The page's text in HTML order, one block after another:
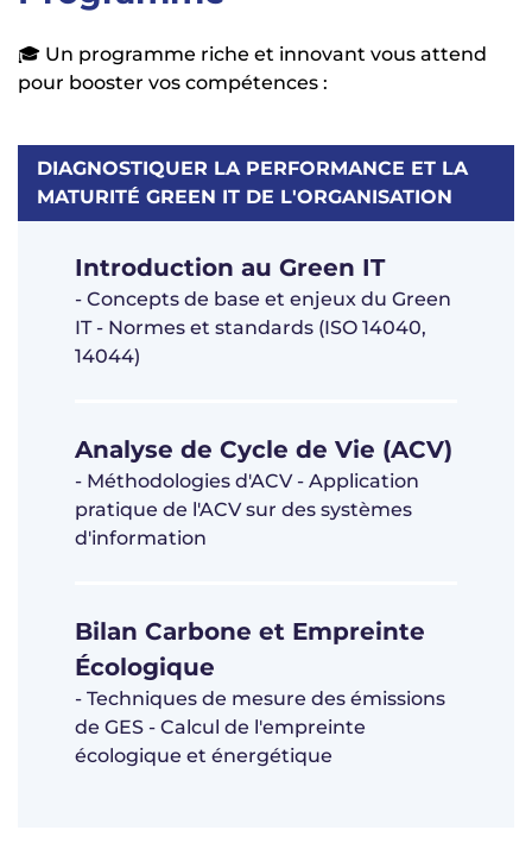
🎓 Un programme riche et innovant vous attend
pour booster vos compétences :
DIAGNOSTIQUER LA PERFORMANCE ET LA
MATURITÉ GREEN IT DE L'ORGANISATION
Introduction au Green IT
- Concepts de base et enjeux du Green
IT - Normes et standards (ISO 14040,
14044)
Analyse de Cycle de Vie (ACV)
- Méthodologies d'ACV - Application
pratique de l'ACV sur des systèmes
d'information
Bilan Carbone et Empreinte
Écologique
- Techniques de mesure des émissions
de GES - Calcul de l'empreinte
écologique et énergétique